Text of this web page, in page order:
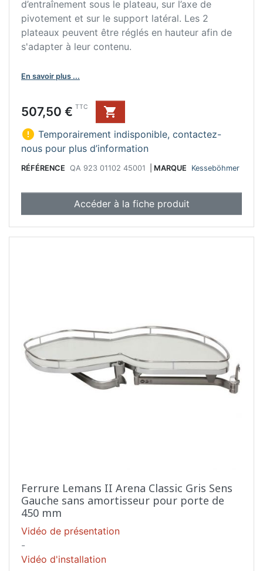
d’entraînement sous le plateau, sur l’axe de
pivotement et sur le support latéral. Les 2
plateaux peuvent être réglés en hauteur afin de
s'adapter à leur contenu.
En savoir plus ...
Prix
507,50 € TTC

 Temporairement indisponible, contactez-
nous pour plus d’information
RÉFÉRENCE QA 923 01102 45001 MARQUE Kesseböhmer
Accéder à la fiche produit
Ferrure Lemans II Arena Classic Gris Sens
Gauche sans amortisseur pour porte de
450 mm
Vidéo de présentation
-
Vidéo d'installation